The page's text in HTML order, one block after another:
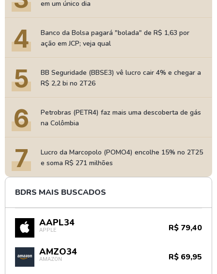
em um único dia
4
Banco da Bolsa pagará "bolada" de R$ 1,63 por
ação em JCP; veja qual
5
BB Seguridade (BBSE3) vê lucro cair 4% e chegar a
R$ 2,2 bi no 2T26
6
Petrobras (PETR4) faz mais uma descoberta de gás
na Colômbia
7
Lucro da Marcopolo (POMO4) encolhe 15% no 2T25
e soma R$ 271 milhões
BDRS MAIS BUSCADOS
AAPL34
APPLE R$ 79,40
AMZO34
AMAZON R$ 69,95